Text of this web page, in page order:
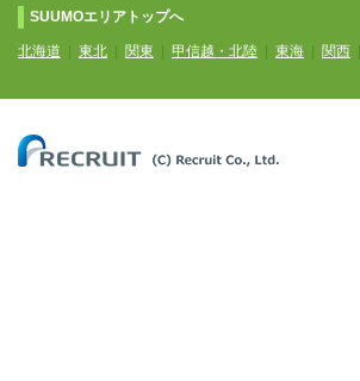
SUUMOエリアトップへ
北海道 東北 関東 甲信越・北陸 東海 関西